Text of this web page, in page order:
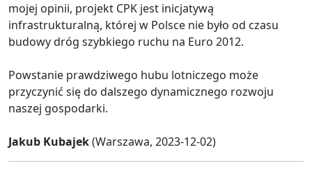
mojej opinii, projekt CPK jest inicjatywą
infrastrukturalną, której w Polsce nie było od czasu
budowy dróg szybkiego ruchu na Euro 2012.
Powstanie prawdziwego hubu lotniczego może
przyczynić się do dalszego dynamicznego rozwoju
naszej gospodarki.
Jakub Kubajek(Warszawa, 2023-12-02)